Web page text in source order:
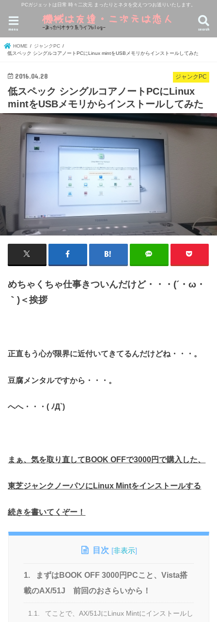
PCガジェットは日常 時々二次元 まったりとネタを交えつつお送りいたします。
search
menu
HOME
ジャンクPC
低スペック シングルコアノートPCにLinux mintをUSBメモリからインストールしてみた
ジャンクPC
2016.04.28
低スペック シングルコアノートPCにLinux
mintをUSBメモリからインストールしてみた
めちゃくちゃ仕事きついんだけど・・・(´・ω・
｀)＜挨拶
正直もう心が限界に近付いてきてるんだけどね・・・。
豆腐メンタルですから・・・。
へへ・・・( ﾉД`)
まぁ、気を取り直してBOOK OFFで3000円で購入した、
東芝ジャンクノーパソにLinux Mintをインストールする
続きを書いてくぞー！
目次 [非表示]
1.
まずはBOOK OFF 3000円PCこと、Vista搭
載のAX/51J 前回のおさらいから！
1.1.
てことで、AX/51JにLinux Mintにインストールし